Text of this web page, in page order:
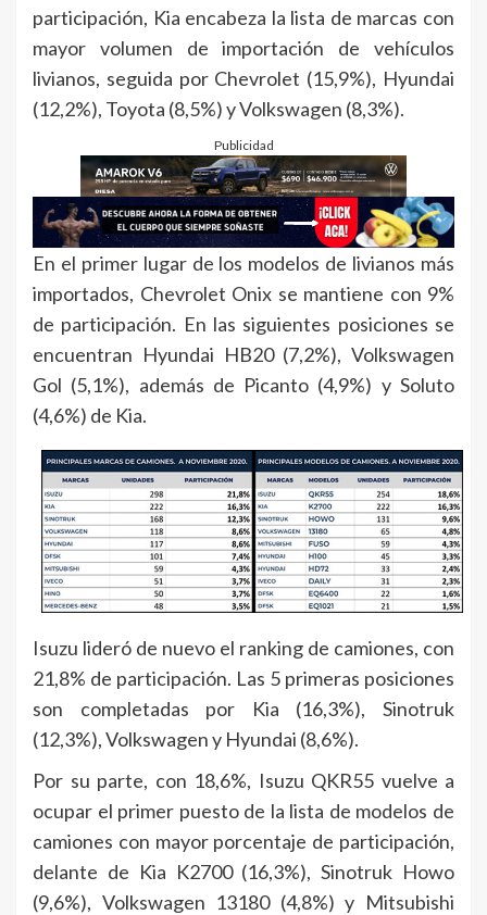
participación, Kia encabeza la lista de marcas con
mayor volumen de importación de vehículos
livianos, seguida por Chevrolet (15,9%), Hyundai
(12,2%), Toyota (8,5%) y Volkswagen (8,3%).
Publicidad
En el primer lugar de los modelos de livianos más
importados, Chevrolet Onix se mantiene con 9%
de participación. En las siguientes posiciones se
encuentran Hyundai HB20 (7,2%), Volkswagen
Gol (5,1%), además de Picanto (4,9%) y Soluto
(4,6%) de Kia.
Isuzu lideró de nuevo el ranking de camiones, con
21,8% de participación. Las 5 primeras posiciones
son completadas por Kia (16,3%), Sinotruk
(12,3%), Volkswagen y Hyundai (8,6%).
Por su parte, con 18,6%, Isuzu QKR55 vuelve a
ocupar el primer puesto de la lista de modelos de
camiones con mayor porcentaje de participación,
delante de Kia K2700 (16,3%), Sinotruk Howo
(9,6%), Volkswagen 13180 (4,8%) y Mitsubishi